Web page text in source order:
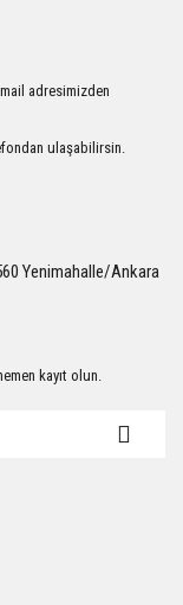
adresimizden
ulaşabilirsin.
Yenimahalle/Ankara
kayıt olun.